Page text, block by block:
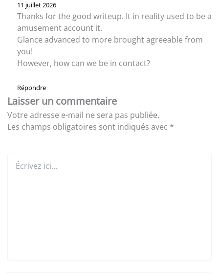
11 juillet 2026
Thanks for the good writeup. It in reality used to be a
amusement account it.
Glance advanced to more brought agreeable from
you!
However, how can we be in contact?
Répondre
Laisser un commentaire
Votre adresse e-mail ne sera pas publiée.
Les champs obligatoires sont indiqués avec *
ici…